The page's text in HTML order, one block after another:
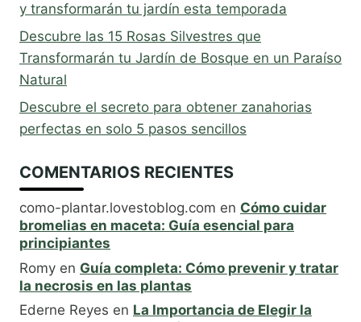
y transformarán tu jardín esta temporada
Descubre las 15 Rosas Silvestres que
Transformarán tu Jardín de Bosque en un Paraíso
Natural
Descubre el secreto para obtener zanahorias
perfectas en solo 5 pasos sencillos
COMENTARIOS RECIENTES
como-plantar.lovestoblog.com en Cómo cuidar
bromelias en maceta: Guía esencial para
principiantes
Romy en Guía completa: Cómo prevenir y tratar
la necrosis en las plantas
Ederne Reyes en La Importancia de Elegir la